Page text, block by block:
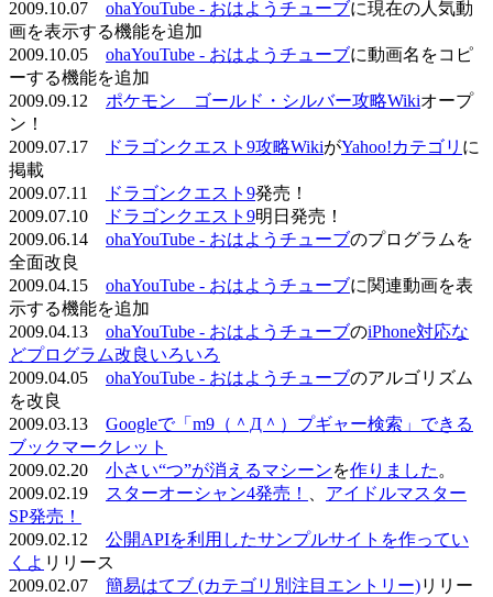
2009.10.07 ohaYouTube - おはようチューブに現在の人気動
画を表示する機能を追加
2009.10.05 ohaYouTube - おはようチューブに動画名をコピ
ーする機能を追加
2009.09.12 ポケモン ゴールド・シルバー攻略Wikiオープ
ン！
2009.07.17
ドラゴンクエスト9攻略WikiがYahoo!カテゴリ に
掲載
2009.07.11
ドラゴンクエスト9発売！
2009.07.10
ドラゴンクエスト9明日発売！
2009.06.14 ohaYouTube - おはようチューブのプログラムを
全面改良
2009.04.15 ohaYouTube - おはようチューブに関連動画を表
示する機能を追加
2009.04.13 ohaYouTube - おはようチューブのiPhone対応な
どプログラム改良いろいろ
2009.04.05 ohaYouTube - おはようチューブのアルゴリズム
を改良
2009.03.13 Googleで「m9（＾Д＾）プギャー検索」できる
ブックマークレット
2009.02.20 小さい“つ”が消えるマシーンを作りました 。
2009.02.19
スターオーシャン4発売！
アイドルマスター
SP発売！
2009.02.12 公開APIを利用したサンプルサイトを作ってい
くよ リリース
2009.02.07 簡易はてブ (カテゴリ別注目エントリー)リリー